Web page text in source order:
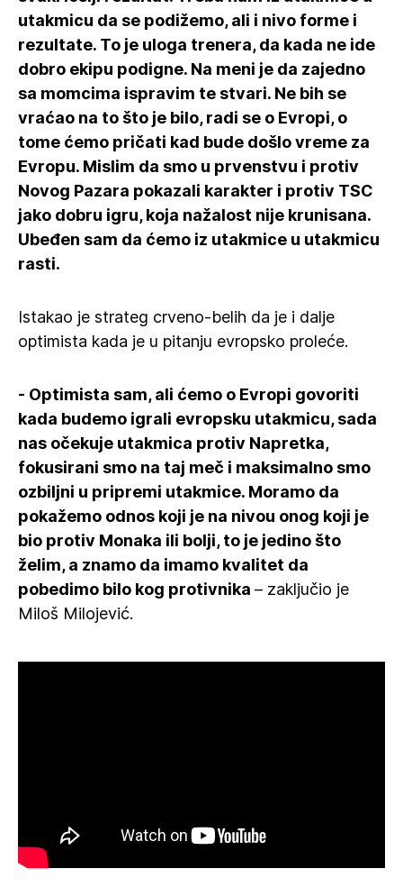
utakmicu da se podižemo, ali i nivo forme i
rezultate. To je uloga trenera, da kada ne ide
dobro ekipu podigne. Na meni je da zajedno
sa momcima ispravim te stvari. Ne bih se
vraćao na to što je bilo, radi se o Evropi, o
tome ćemo pričati kad bude došlo vreme za
Evropu. Mislim da smo u prvenstvu i protiv
Novog Pazara pokazali karakter i protiv TSC
jako dobru igru, koja nažalost nije krunisana.
Ubeđen sam da ćemo iz utakmice u utakmicu
rasti.
Istakao je strateg crveno-belih da je i dalje
optimista kada je u pitanju evropsko proleće.
- Optimista sam, ali ćemo o Evropi govoriti
kada budemo igrali evropsku utakmicu, sada
nas očekuje utakmica protiv Napretka,
fokusirani smo na taj meč i maksimalno smo
ozbiljni u pripremi utakmice. Moramo da
pokažemo odnos koji je na nivou onog koji je
bio protiv Monaka ili bolji, to je jedino što
želim, a znamo da imamo kvalitet da
pobedimo bilo kog protivnika – zaključio je
Miloš Milojević.